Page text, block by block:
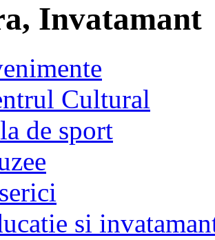
Invatamant
Cultural
de sport
si